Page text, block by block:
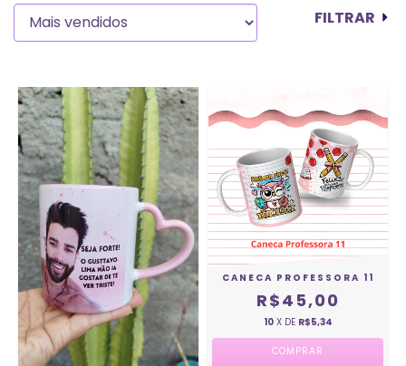
FILTRAR
CANECA PROFESSORA 11
R$45,00
10 X DE R$5,34